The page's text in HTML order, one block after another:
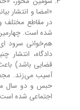
«امضا و انتشار
در مقاطع مختلف
شده است.
هم‌خوانی سرود
دادگاه،
قضایی باشد)
آسیب می‌زند.
حبس و دو سال
اجتماعی شده